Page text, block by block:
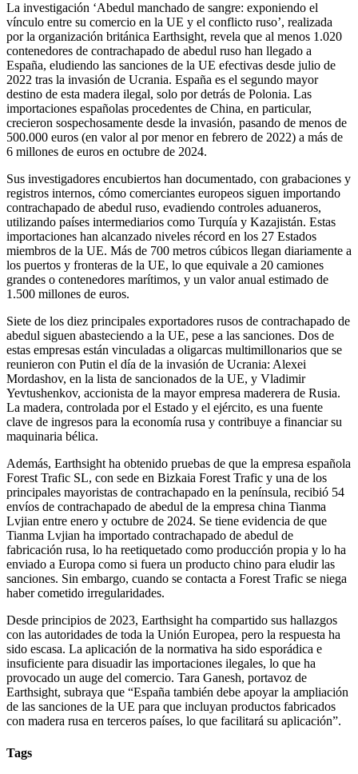
La investigación ‘Abedul manchado de sangre: exponiendo el
vínculo entre su comercio en la UE y el conflicto ruso’, realizada
por la organización británica Earthsight, revela que al menos 1.020
contenedores de contrachapado de abedul ruso han llegado a
España, eludiendo las sanciones de la UE efectivas desde julio de
2022 tras la invasión de Ucrania. España es el segundo mayor
destino de esta madera ilegal, solo por detrás de Polonia. Las
importaciones españolas procedentes de China, en particular,
crecieron sospechosamente desde la invasión, pasando de menos de
500.000 euros (en valor al por menor en febrero de 2022) a más de
6 millones de euros en octubre de 2024.
Sus investigadores encubiertos han documentado, con grabaciones y
registros internos, cómo comerciantes europeos siguen importando
contrachapado de abedul ruso, evadiendo controles aduaneros,
utilizando países intermediarios como Turquía y Kazajistán. Estas
importaciones han alcanzado niveles récord en los 27 Estados
miembros de la UE. Más de 700 metros cúbicos llegan diariamente a
los puertos y fronteras de la UE, lo que equivale a 20 camiones
grandes o contenedores marítimos, y un valor anual estimado de
1.500 millones de euros.
Siete de los diez principales exportadores rusos de contrachapado de
abedul siguen abasteciendo a la UE, pese a las sanciones. Dos de
estas empresas están vinculadas a oligarcas multimillonarios que se
reunieron con Putin el día de la invasión de Ucrania: Alexei
Mordashov, en la lista de sancionados de la UE, y Vladimir
Yevtushenkov, accionista de la mayor empresa maderera de Rusia.
La madera, controlada por el Estado y el ejército, es una fuente
clave de ingresos para la economía rusa y contribuye a financiar su
maquinaria bélica.
Además, Earthsight ha obtenido pruebas de que la empresa española
Forest Trafic SL, con sede en Bizkaia Forest Trafic y una de los
principales mayoristas de contrachapado en la península, recibió 54
envíos de contrachapado de abedul de la empresa china Tianma
Lvjian entre enero y octubre de 2024. Se tiene evidencia de que
Tianma Lvjian ha importado contrachapado de abedul de
fabricación rusa, lo ha reetiquetado como producción propia y lo ha
enviado a Europa como si fuera un producto chino para eludir las
sanciones. Sin embargo, cuando se contacta a Forest Trafic se niega
haber cometido irregularidades.
Desde principios de 2023, Earthsight ha compartido sus hallazgos
con las autoridades de toda la Unión Europea, pero la respuesta ha
sido escasa. La aplicación de la normativa ha sido esporádica e
insuficiente para disuadir las importaciones ilegales, lo que ha
provocado un auge del comercio. Tara Ganesh, portavoz de
Earthsight, subraya que “España también debe apoyar la ampliación
de las sanciones de la UE para que incluyan productos fabricados
con madera rusa en terceros países, lo que facilitará su aplicación”.
Tags